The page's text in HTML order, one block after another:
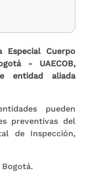
Especial Cuerpo
- UAECOB,
entidad aliada
pueden
preventivas del
de Inspección,
Bogotá.